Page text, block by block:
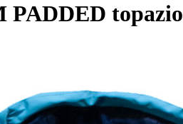
PADDED topazio